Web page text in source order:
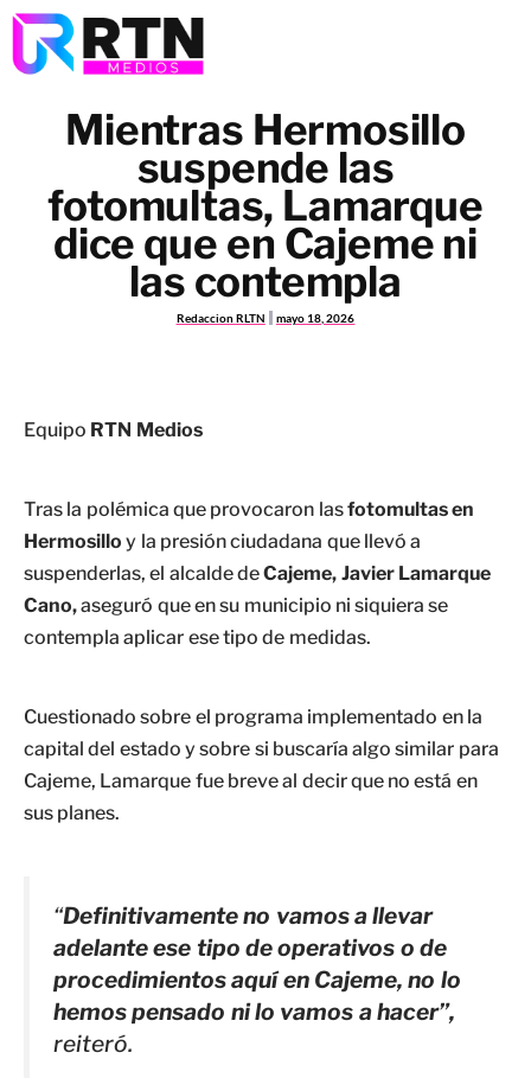
Mientras Hermosillo
suspende las
fotomultas, Lamarque
dice que en Cajeme ni
las contempla
Redaccion RLTN mayo 18, 2026
Equipo RTN Medios
Tras la polémica que provocaron lasfotomultas en
Hermosillo y la presión ciudadana que llevó a
suspenderlas, el alcalde deCajeme, Javier Lamarque
Cano,aseguró que en su municipio ni siquiera se
contempla aplicar ese tipo de medidas.
Cuestionado sobre el programa implementado en la
capital del estado y sobre si buscaría algo similar para
Cajeme, Lamarque fue breve al decir que no está en
sus planes.
“Definitivamente no vamos a llevar
adelante ese tipo de operativos o de
procedimientos aquí en Cajeme, no lo
hemos pensado ni lo vamos a hacer”,
reiteró.